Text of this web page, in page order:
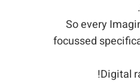
So every
focussed
Digital